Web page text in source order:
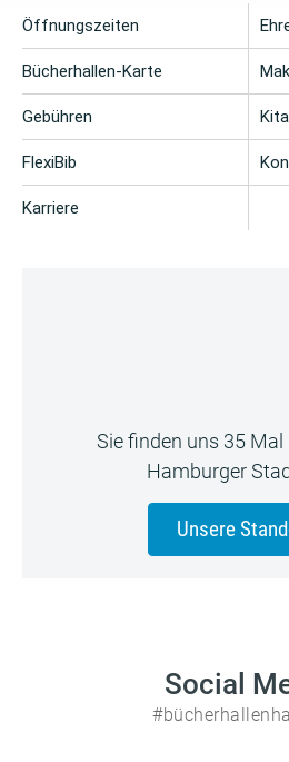
Öffnungszeiten
Bücherhallen-Karte
Gebühren
FlexiBib
Karriere
Sie finden uns 35
Hamburger
Unsere
Social